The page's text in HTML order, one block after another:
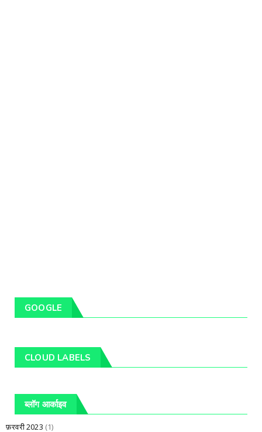
GOOGLE
CLOUD LABELS
ब्लॉग आर्काइव
फ़रवरी 2023 (1)